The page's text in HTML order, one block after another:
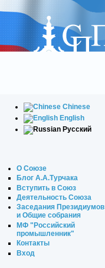
Chinese
English
Русский
О Союзе
Блог А.А.Турчака
Вступить в Союз
Деятельность Союза
Заседания Президиумов
и Общие собрания
МФ "Российский
промышленник"
Контакты
Вход